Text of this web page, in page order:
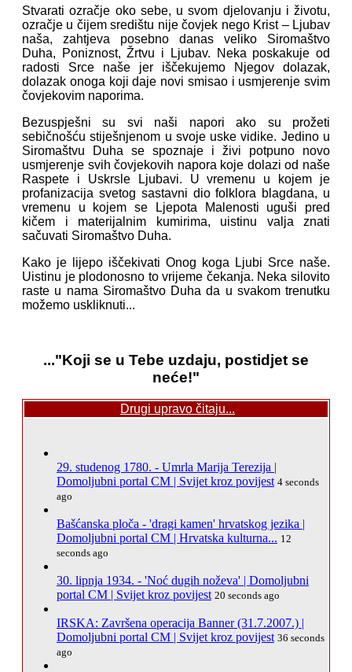
Stvarati ozračje oko sebe, u svom djelovanju i životu,
ozračje u čijem središtu nije čovjek nego Krist – Ljubav
naša, zahtjeva posebno danas veliko Siromaštvo
Duha, Poniznost, Žrtvu i Ljubav. Neka poskakuje od
radosti Srce naše jer iščekujemo Njegov dolazak,
dolazak onoga koji daje novi smisao i usmjerenje svim
čovjekovim naporima.
Bezuspješni su svi naši napori ako su prožeti
sebičnošću stiješnjenom u svoje uske vidike. Jedino u
Siromaštvu Duha se spoznaje i živi potpuno novo
usmjerenje svih čovjekovih napora koje dolazi od naše
Raspete i Uskrsle Ljubavi. U vremenu u kojem je
profanizacija svetog sastavni dio folklora blagdana, u
vremenu u kojem se Ljepota Malenosti uguši pred
kičem i materijalnim kumirima, uistinu valja znati
sačuvati Siromaštvo Duha.
Kako je lijepo iščekivati Onog koga Ljubi Srce naše.
Uistinu je plodonosno to vrijeme čekanja. Neka silovito
raste u nama Siromaštvo Duha da u svakom trenutku
možemo uskliknuti...
..."Koji se u Tebe uzdaju, postidjet se
neće!"
Drugi upravo čitaju...
29. studenog 1780. - Umrla Marija Terezija |
Domoljubni portal CM | Svijet kroz povijest 4 seconds
ago
Bašćanska ploča - 'dragi kamen' hrvatskog jezika |
Domoljubni portal CM | Hrvatska kulturna... 12
seconds ago
30. lipnja 1934. - 'Noć dugih noževa' | Domoljubni
portal CM | Svijet kroz povijest 20 seconds ago
IRSKA: Završena operacija Banner (31.7.2007.) |
Domoljubni portal CM | Svijet kroz povijest 36 seconds
ago